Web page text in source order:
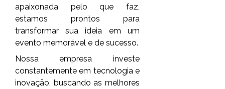
apaixonada pelo que faz,
estamos prontos para
transformar sua ideia em um
evento memorável e de sucesso.
Nossa empresa investe
constantemente em tecnologia e
inovação, buscando as melhores